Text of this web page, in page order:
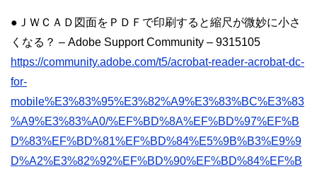
●ＪＷＣＡＤ図面をＰＤＦで印刷すると縮尺が微妙に小さ
くなる？ – Adobe Support Community – 9315105
https://community.adobe.com/t5/acrobat-reader-acrobat-dc-
for-
mobile%E3%83%95%E3%82%A9%E3%83%BC%E3%83
%A9%E3%83%A0/%EF%BD%8A%EF%BD%97%EF%B
D%83%EF%BD%81%EF%BD%84%E5%9B%B3%E9%9
D%A2%E3%82%92%EF%BD%90%EF%BD%84%EF%B